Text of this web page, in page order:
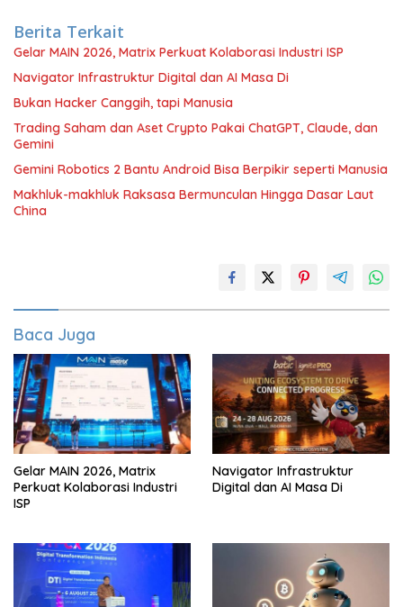
Berita Terkait
Gelar MAIN 2026, Matrix Perkuat Kolaborasi Industri ISP
Navigator Infrastruktur Digital dan AI Masa Di
Bukan Hacker Canggih, tapi Manusia
Trading Saham dan Aset Crypto Pakai ChatGPT, Claude, dan
Gemini
Gemini Robotics 2 Bantu Android Bisa Berpikir seperti Manusia
Makhluk-makhluk Raksasa Bermunculan Hingga Dasar Laut
China
Baca Juga
Gelar MAIN 2026, Matrix
Perkuat Kolaborasi Industri
ISP
Navigator Infrastruktur
Digital dan AI Masa Di